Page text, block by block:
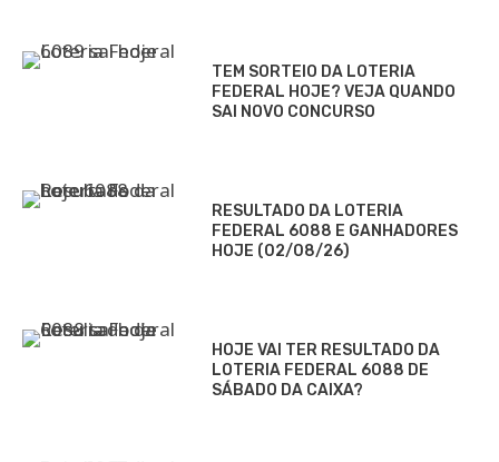
TEM SORTEIO DA LOTERIA
FEDERAL HOJE? VEJA QUANDO
SAI NOVO CONCURSO
RESULTADO DA LOTERIA
FEDERAL 6088 E GANHADORES
HOJE (02/08/26)
HOJE VAI TER RESULTADO DA
LOTERIA FEDERAL 6088 DE
SÁBADO DA CAIXA?